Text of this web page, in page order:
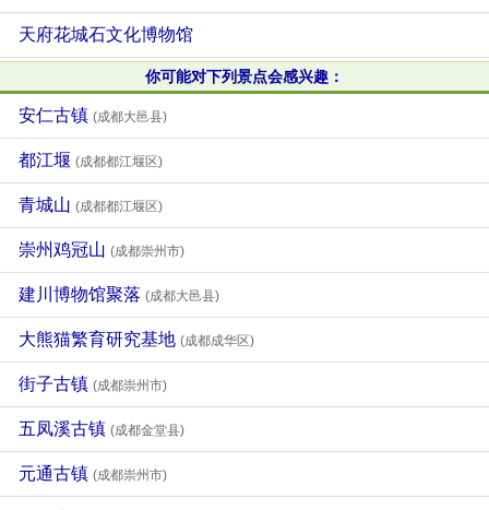
天府花城石文化博物馆
你可能对下列景点会感兴趣：
安仁古镇 (成都大邑县)
都江堰 (成都都江堰区)
青城山 (成都都江堰区)
崇州鸡冠山 (成都崇州市)
建川博物馆聚落 (成都大邑县)
大熊猫繁育研究基地 (成都成华区)
街子古镇 (成都崇州市)
五凤溪古镇 (成都金堂县)
元通古镇 (成都崇州市)